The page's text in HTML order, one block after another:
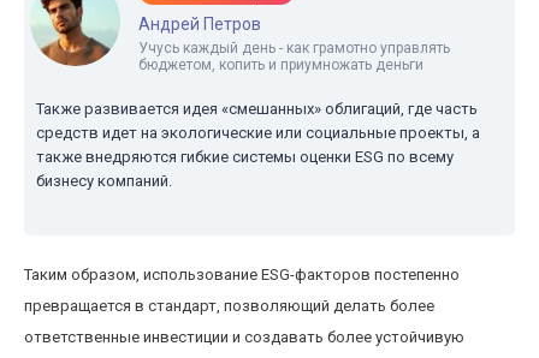
Андрей Петров
Учусь каждый день - как грамотно управлять
бюджетом, копить и приумножать деньги
Также развивается идея «смешанных» облигаций, где часть
средств идет на экологические или социальные проекты, а
также внедряются гибкие системы оценки ESG по всему
бизнесу компаний.
Таким образом, использование ESG-факторов постепенно
превращается в стандарт, позволяющий делать более
ответственные инвестиции и создавать более устойчивую